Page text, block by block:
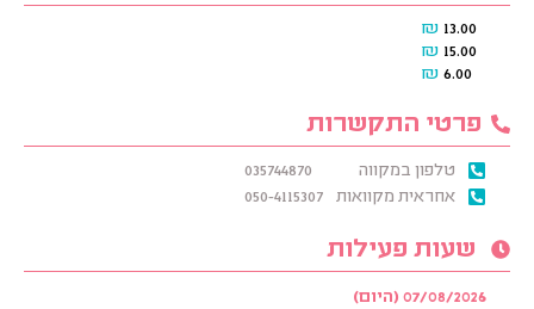
13.00
₪
15.00
₪
6.00
₪
פרטי התקשרות
טלפון במקווה
035744870
אחראית מקוואות
050-4115307
שעות פעילות
07/08/2026 (היום)